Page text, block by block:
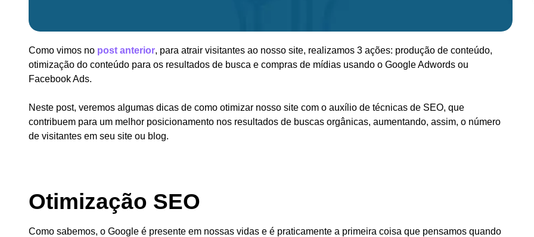
Como vimos no post anterior, para atrair visitantes ao nosso site, realizamos 3 ações: produção de conteúdo,
otimização do conteúdo para os resultados de busca e compras de mídias usando o Google Adwords ou
Facebook Ads.
Neste post, veremos algumas dicas de como otimizar nosso site com o auxílio de técnicas de SEO, que
contribuem para um melhor posicionamento nos resultados de buscas orgânicas, aumentando, assim, o número
de visitantes em seu site ou blog.
Otimização SEO
Como sabemos, o Google é presente em nossas vidas e é praticamente a primeira coisa que pensamos quando